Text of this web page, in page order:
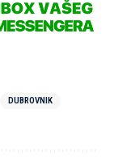
DUBROVNIK